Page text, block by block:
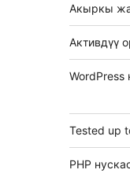
Акыркы
Активдүү
WordPress
Tested up
PHP